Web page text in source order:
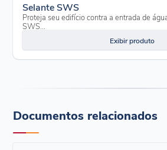
Selante SWS
Proteja seu edifício contra a entrada de
SWS...
Exibir produto
Documentos relacionados